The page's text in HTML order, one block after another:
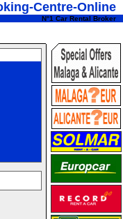
Centre-Online
N°1 Car Rental Broker